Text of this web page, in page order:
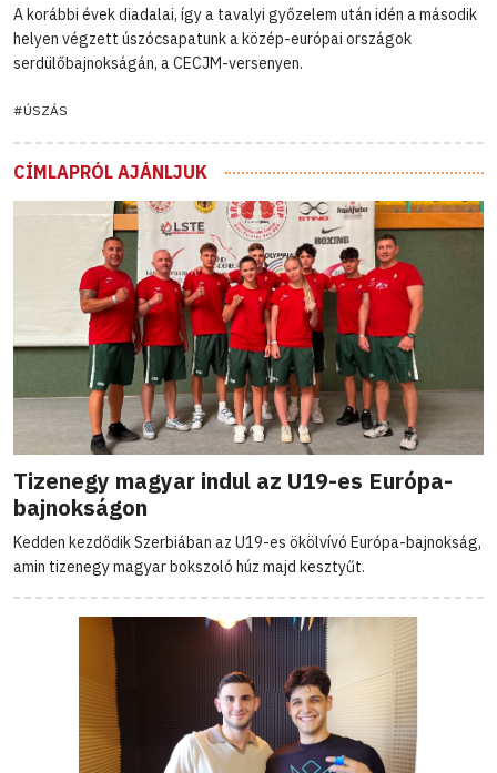
A korábbi évek diadalai, így a tavalyi győzelem után idén a második
helyen végzett úszócsapatunk a közép-európai országok
serdülőbajnokságán, a CECJM-versenyen.
#ÚSZÁS
CÍMLAPRÓL AJÁNLJUK
Tizenegy magyar indul az U19-es Európa-
bajnokságon
Kedden kezdődik Szerbiában az U19-es ökölvívó Európa-bajnokság,
amin tizenegy magyar bokszoló húz majd kesztyűt.